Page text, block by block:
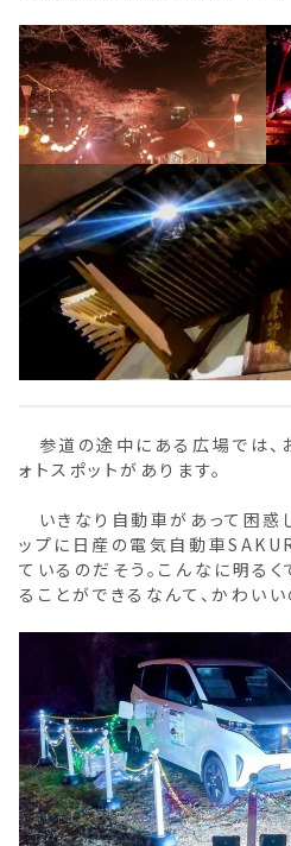
参道の途中にある広場では、
ォトスポットがあります。
いきなり自動車があって困惑
ップに日産の電気自動車
ているのだそう。こんなに明る
ることができるなんて、かわいい